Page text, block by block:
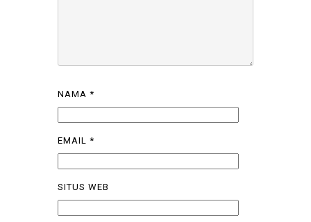
NAMA *
EMAIL *
SITUS WEB